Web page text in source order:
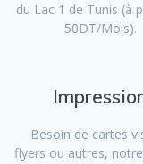
du Lac 1 de Tunis (à
50DT/Mois).
Besoin de cartes
flyers ou autres,